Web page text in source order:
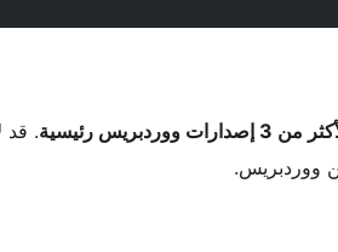
رئيسية
. قد
ووردبريس.